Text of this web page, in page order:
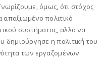
όμως, ότι στόχος
απαξιωμένο πολιτικό
συστήματος, αλλά να
δημιούργησε η πολιτική του
των εργαζομένων.